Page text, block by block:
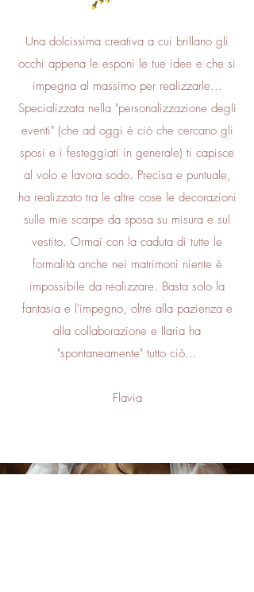
Una dolcissima creativa a cui brillano gli
occhi appena le esponi le tue idee e che si
impegna al massimo per realizzarle...
Specializzata nella "personalizzazione degli
eventi" (che ad oggi è ciò che cercano gli
sposi e i festeggiati in generale) ti capisce
al volo e lavora sodo. Precisa e puntuale,
ha realizzato tra le altre cose le decorazioni
sulle mie scarpe da sposa su misura e sul
vestito. Ormai con la caduta di tutte le
formalità anche nei matrimoni niente è
impossibile da realizzare. Basta solo la
fantasia e l'impegno, oltre alla pazienza e
alla collaborazione e Ilaria ha
"spontaneamente" tutto ciò...
Flavia